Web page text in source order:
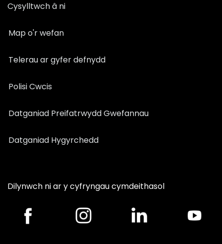
Cysylltwch â ni
Map o'r wefan
Telerau ar gyfer defnydd
Polisi Cwcis
Datganiad Preifatrwydd Gwefannau
Datganiad Hygyrchedd
Dilynwch ni ar y cyfryngau cymdeithasol